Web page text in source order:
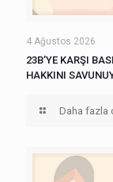
4 Ağustos 2026
23B’YE KARŞI
HAKKINI
Daha fazla